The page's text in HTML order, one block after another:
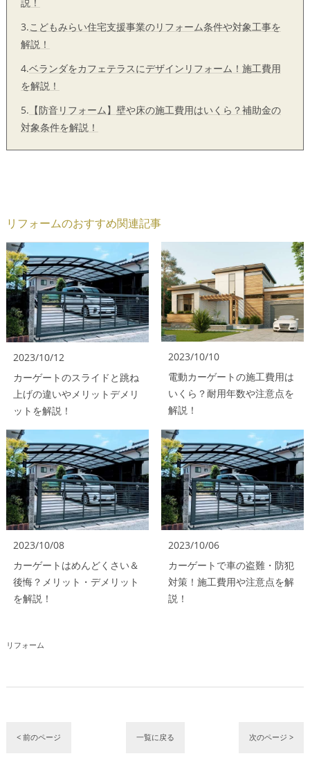
3.こどもみらい住宅支援事業のリフォーム条件や対象工事を
解説！
4.ベランダをカフェテラスにデザインリフォーム！施工費用
を解説！
5. 【防音リフォーム】壁や床の施工費用はいくら？補助金の
対象条件を解説！
リフォームのおすすめ関連記事
2023/10/12
カーゲートのスライドと跳ね
上げの違いやメリットデメリ
ットを解説！
2023/10/10
電動カーゲートの施工費用は
いくら？耐用年数や注意点を
解説！
2023/10/08
カーゲートはめんどくさい＆
後悔？メリット・デメリット
を解説！
2023/10/06
カーゲートで車の盗難・防犯
対策！施工費用や注意点を解
説！
リフォーム
< 前のページ 一覧に戻る 次のページ >